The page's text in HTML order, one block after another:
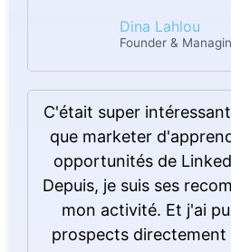
Dina Lahlou
Founder &
C'était super
que marketer
opportunités de
Depuis, je suis ses
mon activité. Et j'ai
prospects directement